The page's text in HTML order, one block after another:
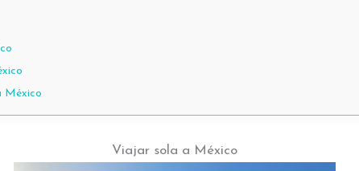
México
Viajar sola a México